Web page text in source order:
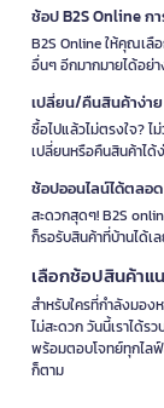
ช้อป B2S Online ก
B2S Online ให้คุณเลื
อื่นๆ อีกมากมายได้อย่
เปลี่ยน/คืนสินค้าง่าย
ซื้อไปแล้วไม่ตรงใจ?
เปลี่ยนหรือคืนสินค้าได้
ช้อปออนไลน์ได้ตลอ
สะดวกสุดๆ! B2S
ก็รอรับสินค้าที่บ้านได้เ
เลือกช้อปสินค้าแ
สำหรับใครที่กำลังมอง
ไม่สะดวก วันนี้เราได้ร
พร้อมตอบโจทย์ทุกไล
ก็ตาม